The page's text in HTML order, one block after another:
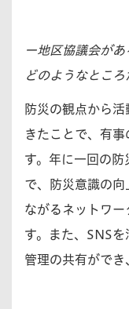
ー地区協議会が
どのようなとこ
防災の観点から
きたことで、有
す。年に一回の防
で、防災意識の
ながるネットワー
す。また、SNS
管理の共有ができ